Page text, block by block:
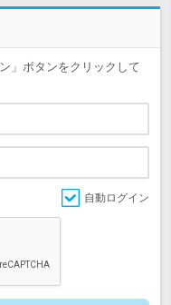
」ボタンをクリックして
自動ログイン